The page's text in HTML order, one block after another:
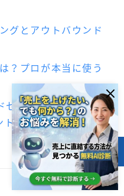
グとアウトバウンド
？プロが本当に使う
セールスのやり方と
ト
目次